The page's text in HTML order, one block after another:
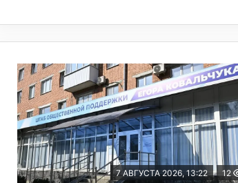
7 АВГУСТА 2026, 13:22 12